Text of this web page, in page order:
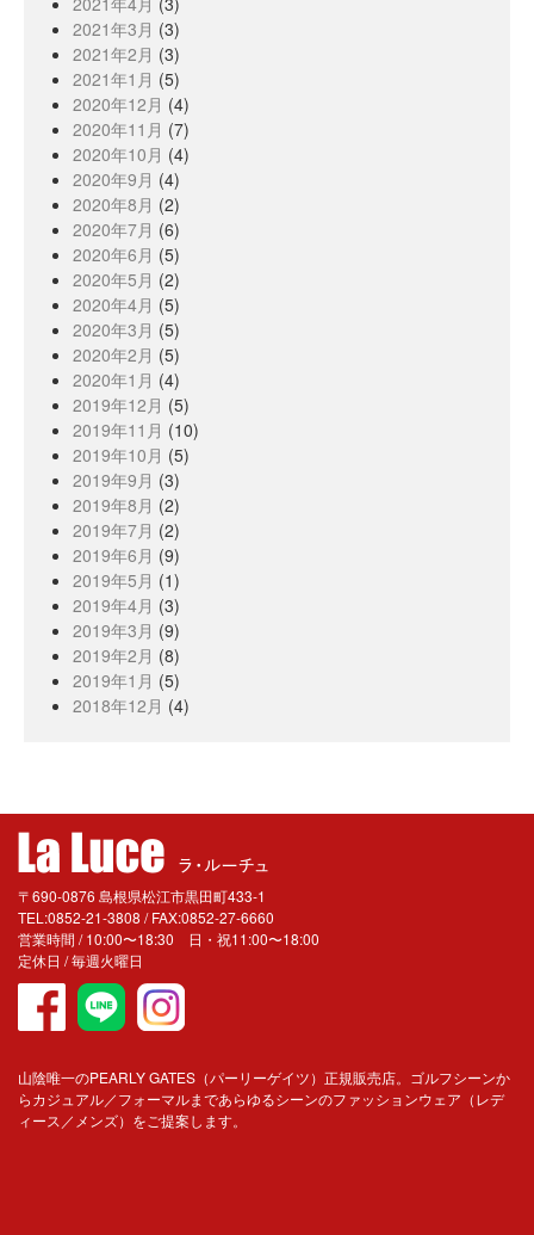
2021年3月 (3)
2021年2月 (3)
2021年1月 (5)
2020年12月 (4)
2020年11月 (7)
2020年10月 (4)
2020年9月 (4)
2020年8月 (2)
2020年7月 (6)
2020年6月 (5)
2020年5月 (2)
2020年4月 (5)
2020年3月 (5)
2020年2月 (5)
2020年1月 (4)
2019年12月 (5)
2019年11月 (10)
2019年10月 (5)
2019年9月 (3)
2019年8月 (2)
2019年7月 (2)
2019年6月 (9)
2019年5月 (1)
2019年4月 (3)
2019年3月 (9)
2019年2月 (8)
2019年1月 (5)
2018年12月 (4)
〒690-0876 島根県松江市黒田町433-1
TEL:0852-21-3808 / FAX:0852-27-6660
営業時間 / 10:00〜18:30 日・祝11:00〜18:00
定休日 / 毎週火曜日
山陰唯一のPEARLY GATES（パーリーゲイツ）正規販売店。ゴルフシーンか
らカジュアル／フォーマルまであらゆるシーンのファッションウェア（レデ
ィース／メンズ）をご提案します。